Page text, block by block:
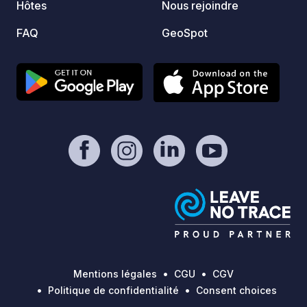
Hôtes
FAQ
Nous rejoindre
GeoSpot
Mentions légales CGU
CGV
Politique de confidentialité
Consent choices